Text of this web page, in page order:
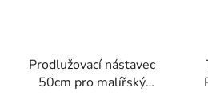
Prodlužovací nástavec
50cm pro malířský